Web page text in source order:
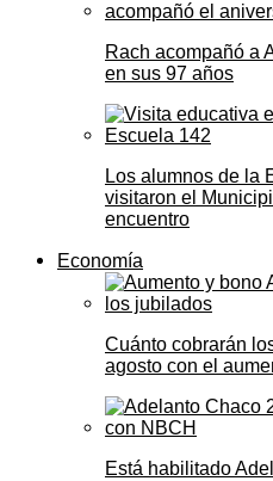
Rach acompañó a
en sus 97 años
Los alumnos de la
visitaron el
encuentro
Economía
Cuánto cobrarán
agosto con el
Está habilitado